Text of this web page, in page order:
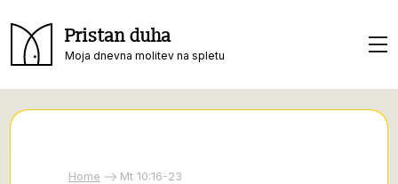
Pristan duha
Moja dnevna molitev na spletu
Home Mt 10:16-23